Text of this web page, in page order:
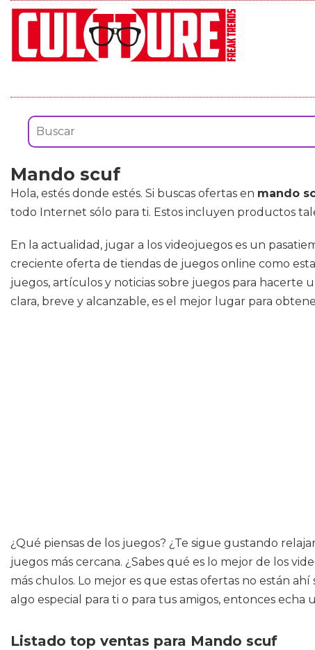
Mando scuf
Hola, estés donde estés. Si buscas ofertas en mando
todo Internet sólo para ti. Estos incluyen productos
En la actualidad, jugar a los videojuegos es un
creciente oferta de tiendas de juegos online como
juegos, artículos y noticias sobre juegos para hacerte
clara, breve y alcanzable, es el mejor lugar para
¿Qué piensas de los juegos? ¿Te sigue gustando
juegos más cercana. ¿Sabes qué es lo mejor de los
más chulos. Lo mejor es que estas ofertas no están
algo especial para ti o para tus amigos, entonces
Listado top ventas para Mando scuf